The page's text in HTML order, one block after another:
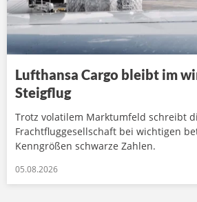
Lufthansa Cargo bleibt im
Steigflug
Trotz volatilem Marktumfeld schreibt
Frachtfluggesellschaft bei wichtigen
Kenngrößen schwarze Zahlen.
05.08.2026